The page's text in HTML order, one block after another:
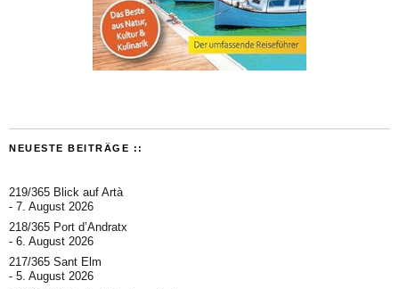
NEUESTE BEITRÄGE ::
219/365 Blick auf Artà
7. August 2026
218/365 Port d’Andratx
6. August 2026
217/365 Sant Elm
5. August 2026